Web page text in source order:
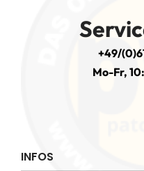
+49/
Mo-Fr,
INFOS